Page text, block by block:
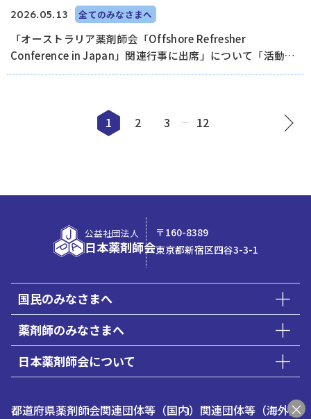
2026.05.13 全てのみなさまへ
「オーストラリア薬剤師会「Offshore Refresher
Conference in Japan」関連行事に出席」について「活動報
告」に掲載しました
1 2 3 … 12
公益社団法人
日本薬剤師会
〒160-8389
東京都新宿区四谷3-3-1
国民のみなさまへ
薬剤師のみなさまへ
日本薬剤師会について
都道府県薬剤師会関連団体等（国内） 関連団体等（海外）